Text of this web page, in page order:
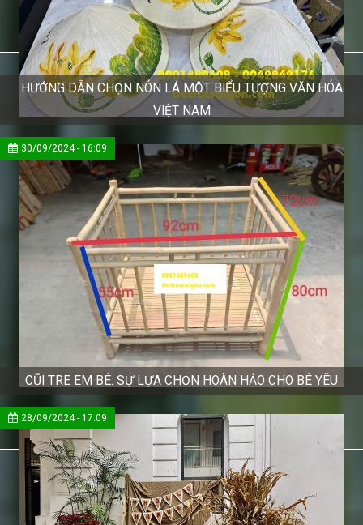
HƯỚNG DẪN CHỌN NÓN LÁ MỘT BIỂU TƯỢNG VĂN HÓA
VIỆT NAM
CŨI TRE EM BÉ: SỰ LỰA CHỌN HOÀN HẢO CHO BÉ YÊU
30/09/2024 - 16:09
28/09/2024 - 17:09